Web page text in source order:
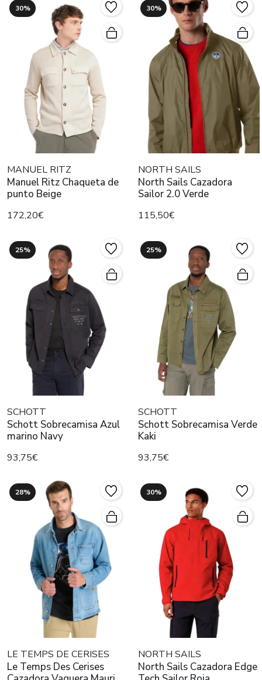
30%
MANUEL RITZ
Manuel Ritz Chaqueta de
punto Beige
172,20€
30%
NORTH SAILS
North Sails Cazadora
Sailor 2.0 Verde
115,50€
25%
SCHOTT
Schott Sobrecamisa Azul
marino Navy
93,75€
25%
SCHOTT
Schott Sobrecamisa Verde
Kaki
93,75€
28%
LE TEMPS DE CERISES
Le Temps Des Cerises
30%
NORTH SAILS
North Sails Cazadora Edge